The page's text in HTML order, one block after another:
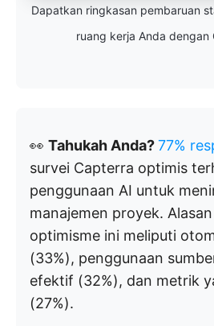
Dapatkan ringkasan pembaruan
ruang kerja Anda dengan
👀 Tahukah Anda?77%
survei Capterra optimis
penggunaan AI untuk
manajemen proyek.
optimisme ini meliputi
(33%), penggunaan
efektif (32%), dan metrik
(27%).